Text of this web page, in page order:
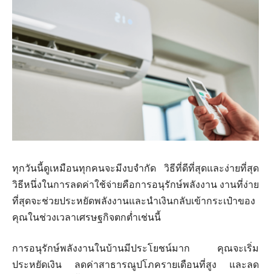
ทุกวันนี้ดูเหมือนทุกคนจะมีงบจำกัด วิธีที่ดีที่สุดและง่ายที่สุด
วิธีหนึ่งในการลดค่าใช้จ่ายคือการอนุรักษ์พลังงาน งานที่ง่าย
ที่สุดจะช่วยประหยัดพลังงานและนำเงินกลับเข้ากระเป๋าของ
คุณในช่วงเวลาเศรษฐกิจตกต่ำเช่นนี้
การอนุรักษ์พลังงานในบ้านมีประโยชน์มาก คุณจะเริ่ม
ประหยัดเงิน ลดค่าสาธารณูปโภครายเดือนที่สูง และลด